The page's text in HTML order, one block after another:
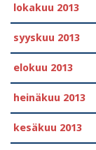
lokakuu 2013
syyskuu 2013
elokuu 2013
heinäkuu 2013
kesäkuu 2013